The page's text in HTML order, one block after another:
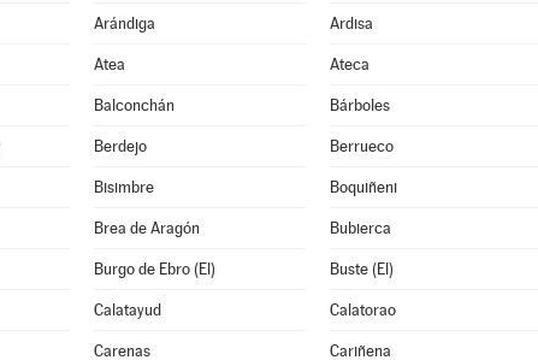
Arándiga Ardisa
Atea Ateca
Balconchán Bárboles
Berdejo Berrueco
Bisimbre Boquiñeni
Brea de Aragón Bubierca
Burgo de Ebro (El) Buste (El)
Calatayud Calatorao
Carenas Cariñena